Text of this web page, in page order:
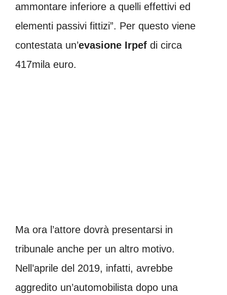
ammontare inferiore a quelli effettivi ed
elementi passivi fittizi”. Per questo viene
contestata un’evasione Irpef di circa
417mila euro.
Ma ora l’attore dovrà presentarsi in
tribunale anche per un altro motivo.
Nell’aprile del 2019, infatti, avrebbe
aggredito un’automobilista dopo una